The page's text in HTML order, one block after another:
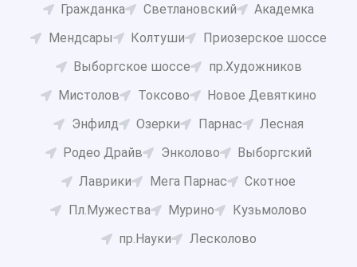
Гражданка
Светлановский
Академка
Мендсары
Колтуши
Приозерское шоссе
Выборгское шоссе
пр.Художников
Мистолов
Токсово
Новое Девяткино
Энфилд
Озерки Парнас
Лесная
Родео Драйв
Энколово
Выборгский
Лаврики
Мега Парнас
Скотное
Пл.Мужества
Мурино
Кузьмолово
пр.Науки
Лесколово